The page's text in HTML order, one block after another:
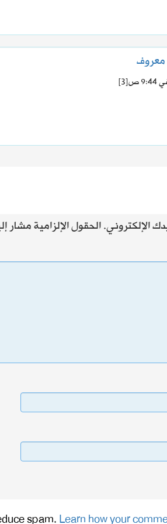
[3]
الإلكتروني.الحقول الإلزامية مشار
spam.Learn how your